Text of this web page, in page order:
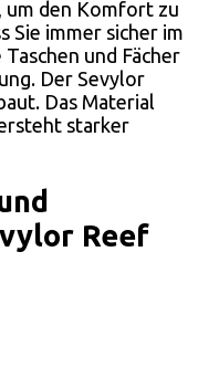
um den Komfort zu
Sie immer sicher im
und Fächer
Der Sevylor
Das Material
starker
Reef